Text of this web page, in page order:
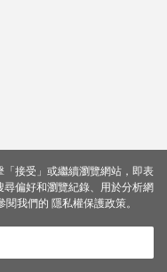
接受」或繼續瀏覽網站，即表
偏好和瀏覽紀錄、用於分析網
閱我們的 隱私權保護政策。